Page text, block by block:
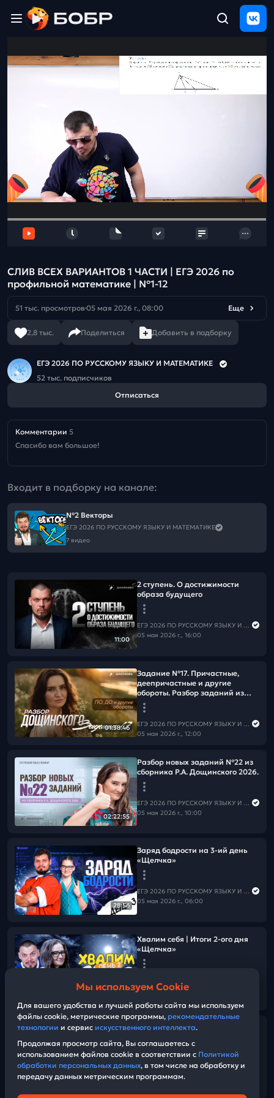
ЩЕЛЧОК
Тех
поддержка
и
отзыв
СЛИВ ВСЕХ ВАРИАНТОВ 1 ЧАСТИ | ЕГЭ 2026 по
профильной математике | №1-12
51 тыс. просмотров 05 мая 2026 г., 08:00 Еще
2,8 тыс. Поделиться Добавить в подборку
ЕГЭ 2026 ПО РУССКОМУ ЯЗЫКУ И МАТЕМАТИКЕ
52 тыс. подписчиков
Отписаться
Комментарии 5
Спасибо вам большое!
Входит в подборку на канале:
№2 Векторы
ЕГЭ 2026 ПО РУССКОМУ ЯЗЫКУ И МАТЕМАТИКЕ
7 видео
11:00
2 ступень. О достижимости
образа будущего
ЕГЭ 2026 ПО РУССКОМУ ЯЗЫКУ И МАТЕМАТИКЕ
05 мая 2026 г., 16:00
01:38:46
Задание №17. Причастные,
деепричастные и другие
обороты. Разбор заданий из
сборника Р.А. Дощинского (2025
и 2026)
ЕГЭ 2026 ПО РУССКОМУ ЯЗЫКУ И МАТЕМАТИКЕ
05 мая 2026 г., 12:00
02:22:55
Разбор новых заданий №22 из
сборника Р.А. Дощинского 2026.
ЕГЭ 2026 ПО РУССКОМУ ЯЗЫКУ И МАТЕМАТИКЕ
05 мая 2026 г., 10:00
28:56
Заряд бодрости на 3-ий день
«Щелчка»
ЕГЭ 2026 ПО РУССКОМУ ЯЗЫКУ И МАТЕМАТИКЕ
05 мая 2026 г., 06:00
Хвалим себя | Итоги 2-ого дня
«Щелчка»
04 мая 2026 г., 16:00
08:14
1 ступень. О значимости
ЕГЭ 2026 ПО РУССКОМУ ЯЗЫКУ И МАТЕМАТИКЕ
04 мая 2026 г., 13:00
Мы используем Cookie
Для вашего удобства и лучшей работы сайта мы используем
файлы cookie, метрические программы, рекомендательные
технологии и сервис искусственного интеллекта.
Продолжая просмотр сайта, Вы соглашаетесь с
использованием файлов cookie в соответствии с Политикой
обработки персональных данных, в том числе на обработку и
передачу данных метрическим программам.